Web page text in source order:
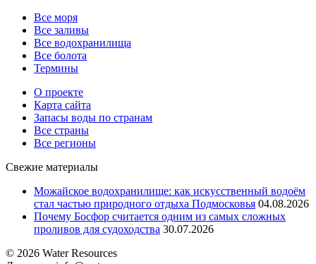
Все моря
Все заливы
Все водохранилища
Все болота
Термины
О проекте
Карта сайта
Запасы воды по странам
Все страны
Все регионы
Свежие материалы
Можайское водохранилище: как искусственный водоём
стал частью природного отдыха Подмосковья 04.08.2026
Почему Босфор считается одним из самых сложных
проливов для судоходства 30.07.2026
© 2026 Water Resources